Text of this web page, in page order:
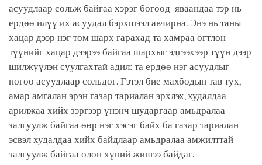
асуудлаар сольж байгаа хэрэг бөгөөд яваандаа тэр нь
ердөө илүү их асуудал бэрхшээл авчирна. Энэ нь таны
хацар дээр нэг том шарх гарахад та хамраа огтлон
түүнийг хацар дээрээ байгаа шархыг эдгээхээр түүн дээр
шилжүүлэн суулгахтай адил: та ердөө нэг асуудлыг
нөгөө асуудлаар сольдог. Гэтэл бие махбодын тав тух,
амар амгалан эрэн газар тариалан эрхлэх, худалдаа
арилжаа хийх зэргээр үнэнч шударгаар амьдралаа
залгуулж байгаа өөр нэг хэсэг байх ба газар тариалан
эсвэл худалдаа хийх байдлаар амьдралаа амжилттай
залгуулж байгаа олон хүний жишээ байдаг.